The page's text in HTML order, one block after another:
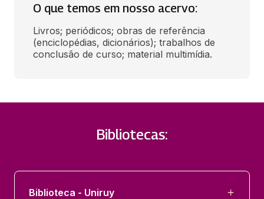
O que temos em nosso acervo:
Livros; periódicos; obras de referência
(enciclopédias, dicionários); trabalhos de
conclusão de curso; material multimídia.
Bibliotecas:
Biblioteca - Uniruy